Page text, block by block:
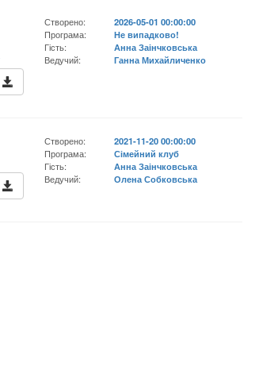
Створено:
2026-05-01 00:00:00
Програма:
Не випадково!
Гість:
Анна Заінчковська
Ведучий:
Ганна Михайличенко
Створено:
2021-11-20 00:00:00
Програма:
Сімейний клуб
Гість:
Анна Заінчковська
Ведучий:
Олена Собковська